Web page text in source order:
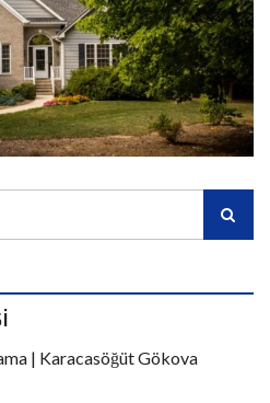
| Karacasöğüt Gökova